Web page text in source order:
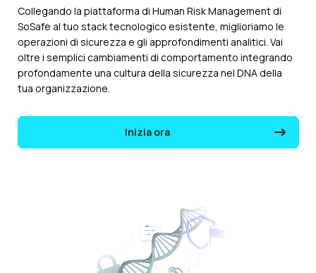
Collegando la piattaforma di Human Risk Management di
SoSafe al tuo stack tecnologico esistente, miglioriamo le
operazioni di sicurezza e gli approfondimenti analitici. Vai
oltre i semplici cambiamenti di comportamento integrando
profondamente una cultura della sicurezza nel DNA della
tua organizzazione.
Inizia ora